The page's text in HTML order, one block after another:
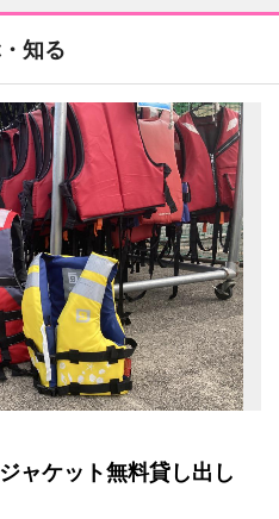
知る
ャケット無料貸し出し